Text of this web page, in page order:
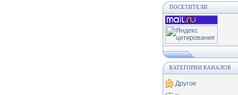
ПОСЕТИТЕЛИ
КАТЕГОРИИ КАНАЛОВ
Другое